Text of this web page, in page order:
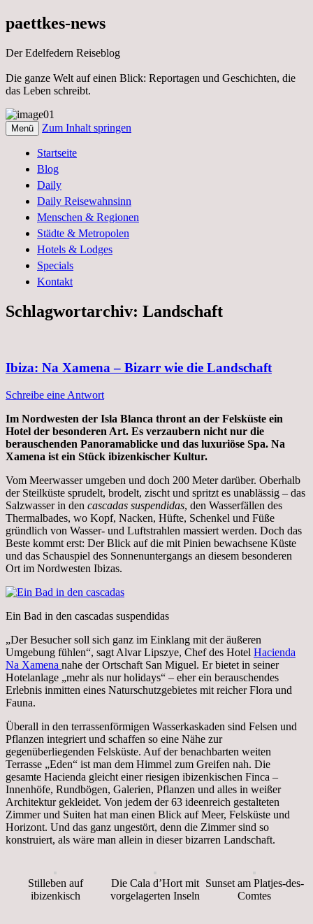
paettkes-news
Der Edelfedern Reiseblog
Die ganze Welt auf einen Blick: Reportagen und Geschichten, die
das Leben schreibt.
Paettkes News
Welt auf einen Blick. Reportagen, Texte
und Geschichten aus dem Leben
Menü Zum Inhalt springen
Startseite
Blog
Daily
Daily Reisewahnsinn
Menschen & Regionen
Städte & Metropolen
Hotels & Lodges
Specials
Kontakt
Schlagwortarchiv: Landschaft
Ibiza: Na Xamena – Bizarr wie die Landschaft
Schreibe eine Antwort
Im Nordwesten der Isla Blanca thront an der Felsküste ein
Hotel der besonderen Art. Es verzaubern nicht nur die
berauschenden Panoramablicke und das luxuriöse Spa. Na
Xamena ist ein Stück ibizenkischer Kultur.
Vom Meerwasser umgeben und doch 200 Meter darüber. Oberhalb
der Steilküste sprudelt, brodelt, zischt und spritzt es unablässig – das
Salzwasser in den cascadas suspendidas, den Wasserfällen des
Thermalbades, wo Kopf, Nacken, Hüfte, Schenkel und Füße
gründlich von Wasser- und Luftstrahlen massiert werden. Doch das
Beste kommt erst: Der Blick auf die mit Pinien bewachsene Küste
und das Schauspiel des Sonnenuntergangs an diesem besonderen
Ort im Nordwesten Ibizas.
Ein Bad in den cascadas suspendidas
„Der Besucher soll sich ganz im Einklang mit der äußeren
Umgebung fühlen“, sagt Alvar Lipszye, Chef des Hotel Hacienda
Na Xamena nahe der Ortschaft San Miguel. Er bietet in seiner
Hotelanlage „mehr als nur holidays“ – eher ein berauschendes
Erlebnis inmitten eines Naturschutzgebietes mit reicher Flora und
Fauna.
Überall in den terrassenförmigen Wasserkaskaden sind Felsen und
Pflanzen integriert und schaffen so eine Nähe zur
gegenüberliegenden Felsküste. Auf der benachbarten weiten
Terrasse „Eden“ ist man dem Himmel zum Greifen nah. Die
gesamte Hacienda gleicht einer riesigen ibizenkischen Finca –
Innenhöfe, Rundbögen, Galerien, Pflanzen und alles in weißer
Architektur gekleidet. Von jedem der 63 ideenreich gestalteten
Zimmer und Suiten hat man einen Blick auf Meer, Felsküste und
Horizont. Und das ganz ungestört, denn die Zimmer sind so
konstruiert, als wäre man allein in dieser bizarren Landschaft.
Stilleben auf
ibizenkisch
Die Cala d’Hort mit
vorgelagerten Inseln
Sunset am Platjes-des-
Comtes